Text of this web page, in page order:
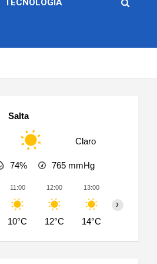
TECNOLOGÍA
Salta
Claro
74% 765 mmHg
11:00
10°C
12:00
12°C
13:00
14°C
›